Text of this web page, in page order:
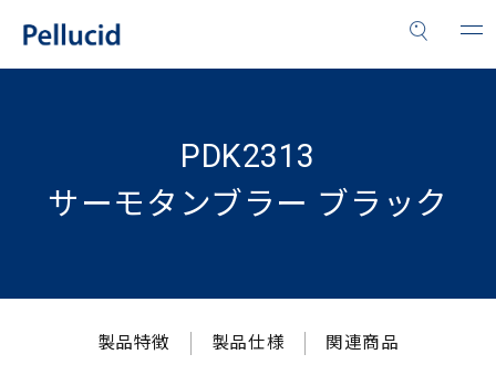
PDK2313
サーモタンブラー ブラック
製品特徴 製品仕様 関連商品